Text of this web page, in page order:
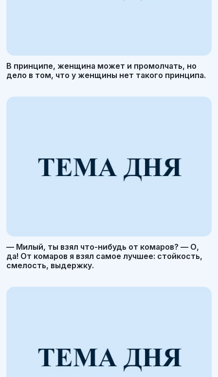
В принципе, женщина может и промолчать, но
дело в том, что у женщины нет такого принципа.
— Милый, ты взял что-нибудь от комаров? — О,
да! От комаров я взял самое лучшее: стойкость,
смелость, выдержку.